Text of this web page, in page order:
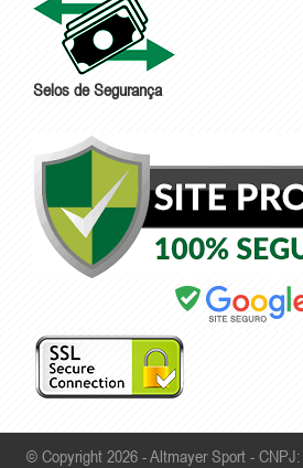
Selos de Segurança
© Copyright 2026 - Altmayer Sport -